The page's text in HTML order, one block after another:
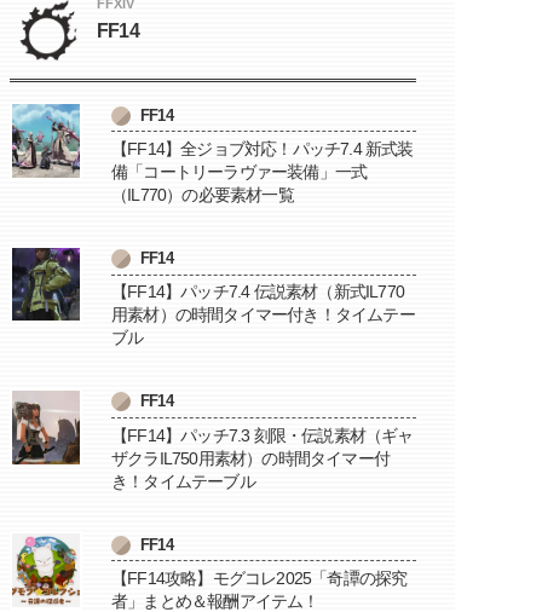
FFXIV
FF14
FF14
【FF14】全ジョブ対応！パッチ7.4 新式装
備「コートリーラヴァー装備」一式
（IL770）の必要素材一覧
FF14
【FF14】パッチ7.4 伝説素材（新式IL770
用素材）の時間タイマー付き！タイムテー
ブル
FF14
【FF14】パッチ7.3 刻限・伝説素材（ギャ
ザクラIL750用素材）の時間タイマー付
き！タイムテーブル
FF14
【FF14攻略】モグコレ2025「奇譚の探究
者」まとめ＆報酬アイテム！